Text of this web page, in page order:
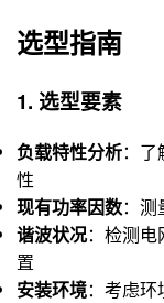
选型指南
1. 选型要素
负载特性分析：
性
现有功率因数：
谐波状况：检测
置
安装环境：考虑